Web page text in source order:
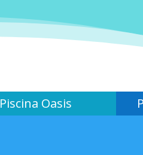
Piscina Oasis